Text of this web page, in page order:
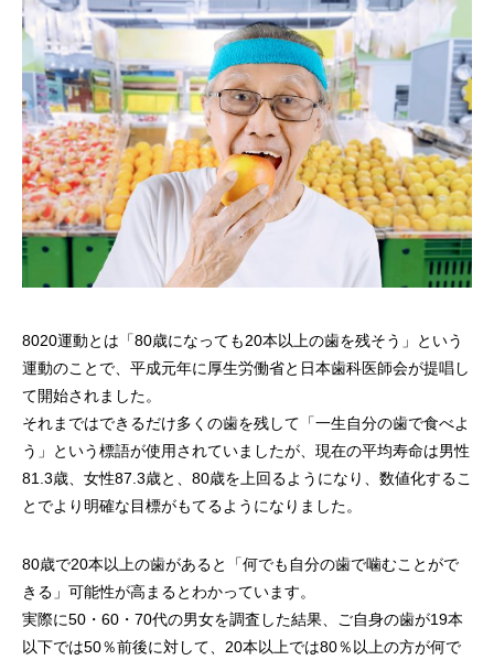
8020運動とは「80歳になっても20本以上の歯を残そう」という
運動のことで、平成元年に厚生労働省と日本歯科医師会が提唱し
て開始されました。
それまではできるだけ多くの歯を残して「一生自分の歯で食べよ
う」という標語が使用されていましたが、現在の平均寿命は男性
81.3歳、女性87.3歳と、80歳を上回るようになり、数値化するこ
とでより明確な目標がもてるようになりました。
80歳で20本以上の歯があると「何でも自分の歯で噛むことがで
きる」可能性が高まるとわかっています。
実際に50・60・70代の男女を調査した結果、ご自身の歯が19本
以下では50％前後に対して、20本以上では80％以上の方が何で